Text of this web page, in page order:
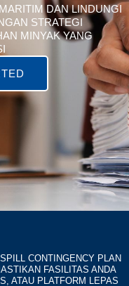
DAN LINDUNGI
STRATEGI
MINYAK YANG
CONTINGENCY PLAN
FASILITAS ANDA
ATAU PLATFORM LEPAS